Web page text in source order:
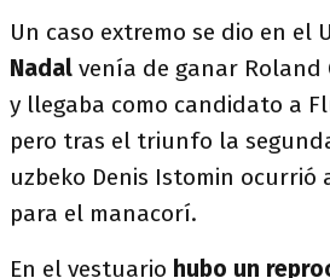
Un caso extremo se dio en el
Nadal venía de ganar Roland
y llegaba como candidato a
pero tras el triunfo la
uzbeko Denis Istomin ocurrió
para el manacorí.
En el vestuario hubo un